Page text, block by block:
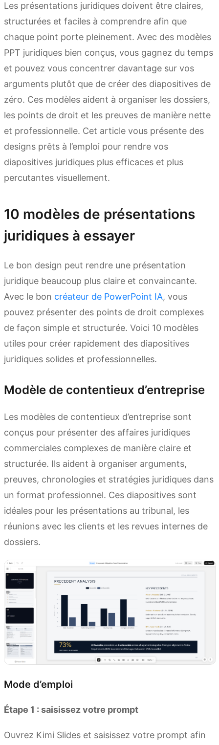
Les présentations juridiques doivent être claires,
structurées et faciles à comprendre afin que
chaque point porte pleinement. Avec des modèles
PPT juridiques bien conçus, vous gagnez du temps
et pouvez vous concentrer davantage sur vos
arguments plutôt que de créer des diapositives de
zéro. Ces modèles aident à organiser les dossiers,
les points de droit et les preuves de manière nette
et professionnelle. Cet article vous présente des
designs prêts à l’emploi pour rendre vos
diapositives juridiques plus efficaces et plus
percutantes visuellement.
10 modèles de présentations
juridiques à essayer
Le bon design peut rendre une présentation
juridique beaucoup plus claire et convaincante.
Avec le bon créateur de PowerPoint IA, vous
pouvez présenter des points de droit complexes
de façon simple et structurée. Voici 10 modèles
utiles pour créer rapidement des diapositives
juridiques solides et professionnelles.
Modèle de contentieux d’entreprise
Les modèles de contentieux d’entreprise sont
conçus pour présenter des affaires juridiques
commerciales complexes de manière claire et
structurée. Ils aident à organiser arguments,
preuves, chronologies et stratégies juridiques dans
un format professionnel. Ces diapositives sont
idéales pour les présentations au tribunal, les
réunions avec les clients et les revues internes de
dossiers.
Mode d’emploi
Étape 1 : saisissez votre prompt
Ouvrez Kimi Slides et saisissez votre prompt afin